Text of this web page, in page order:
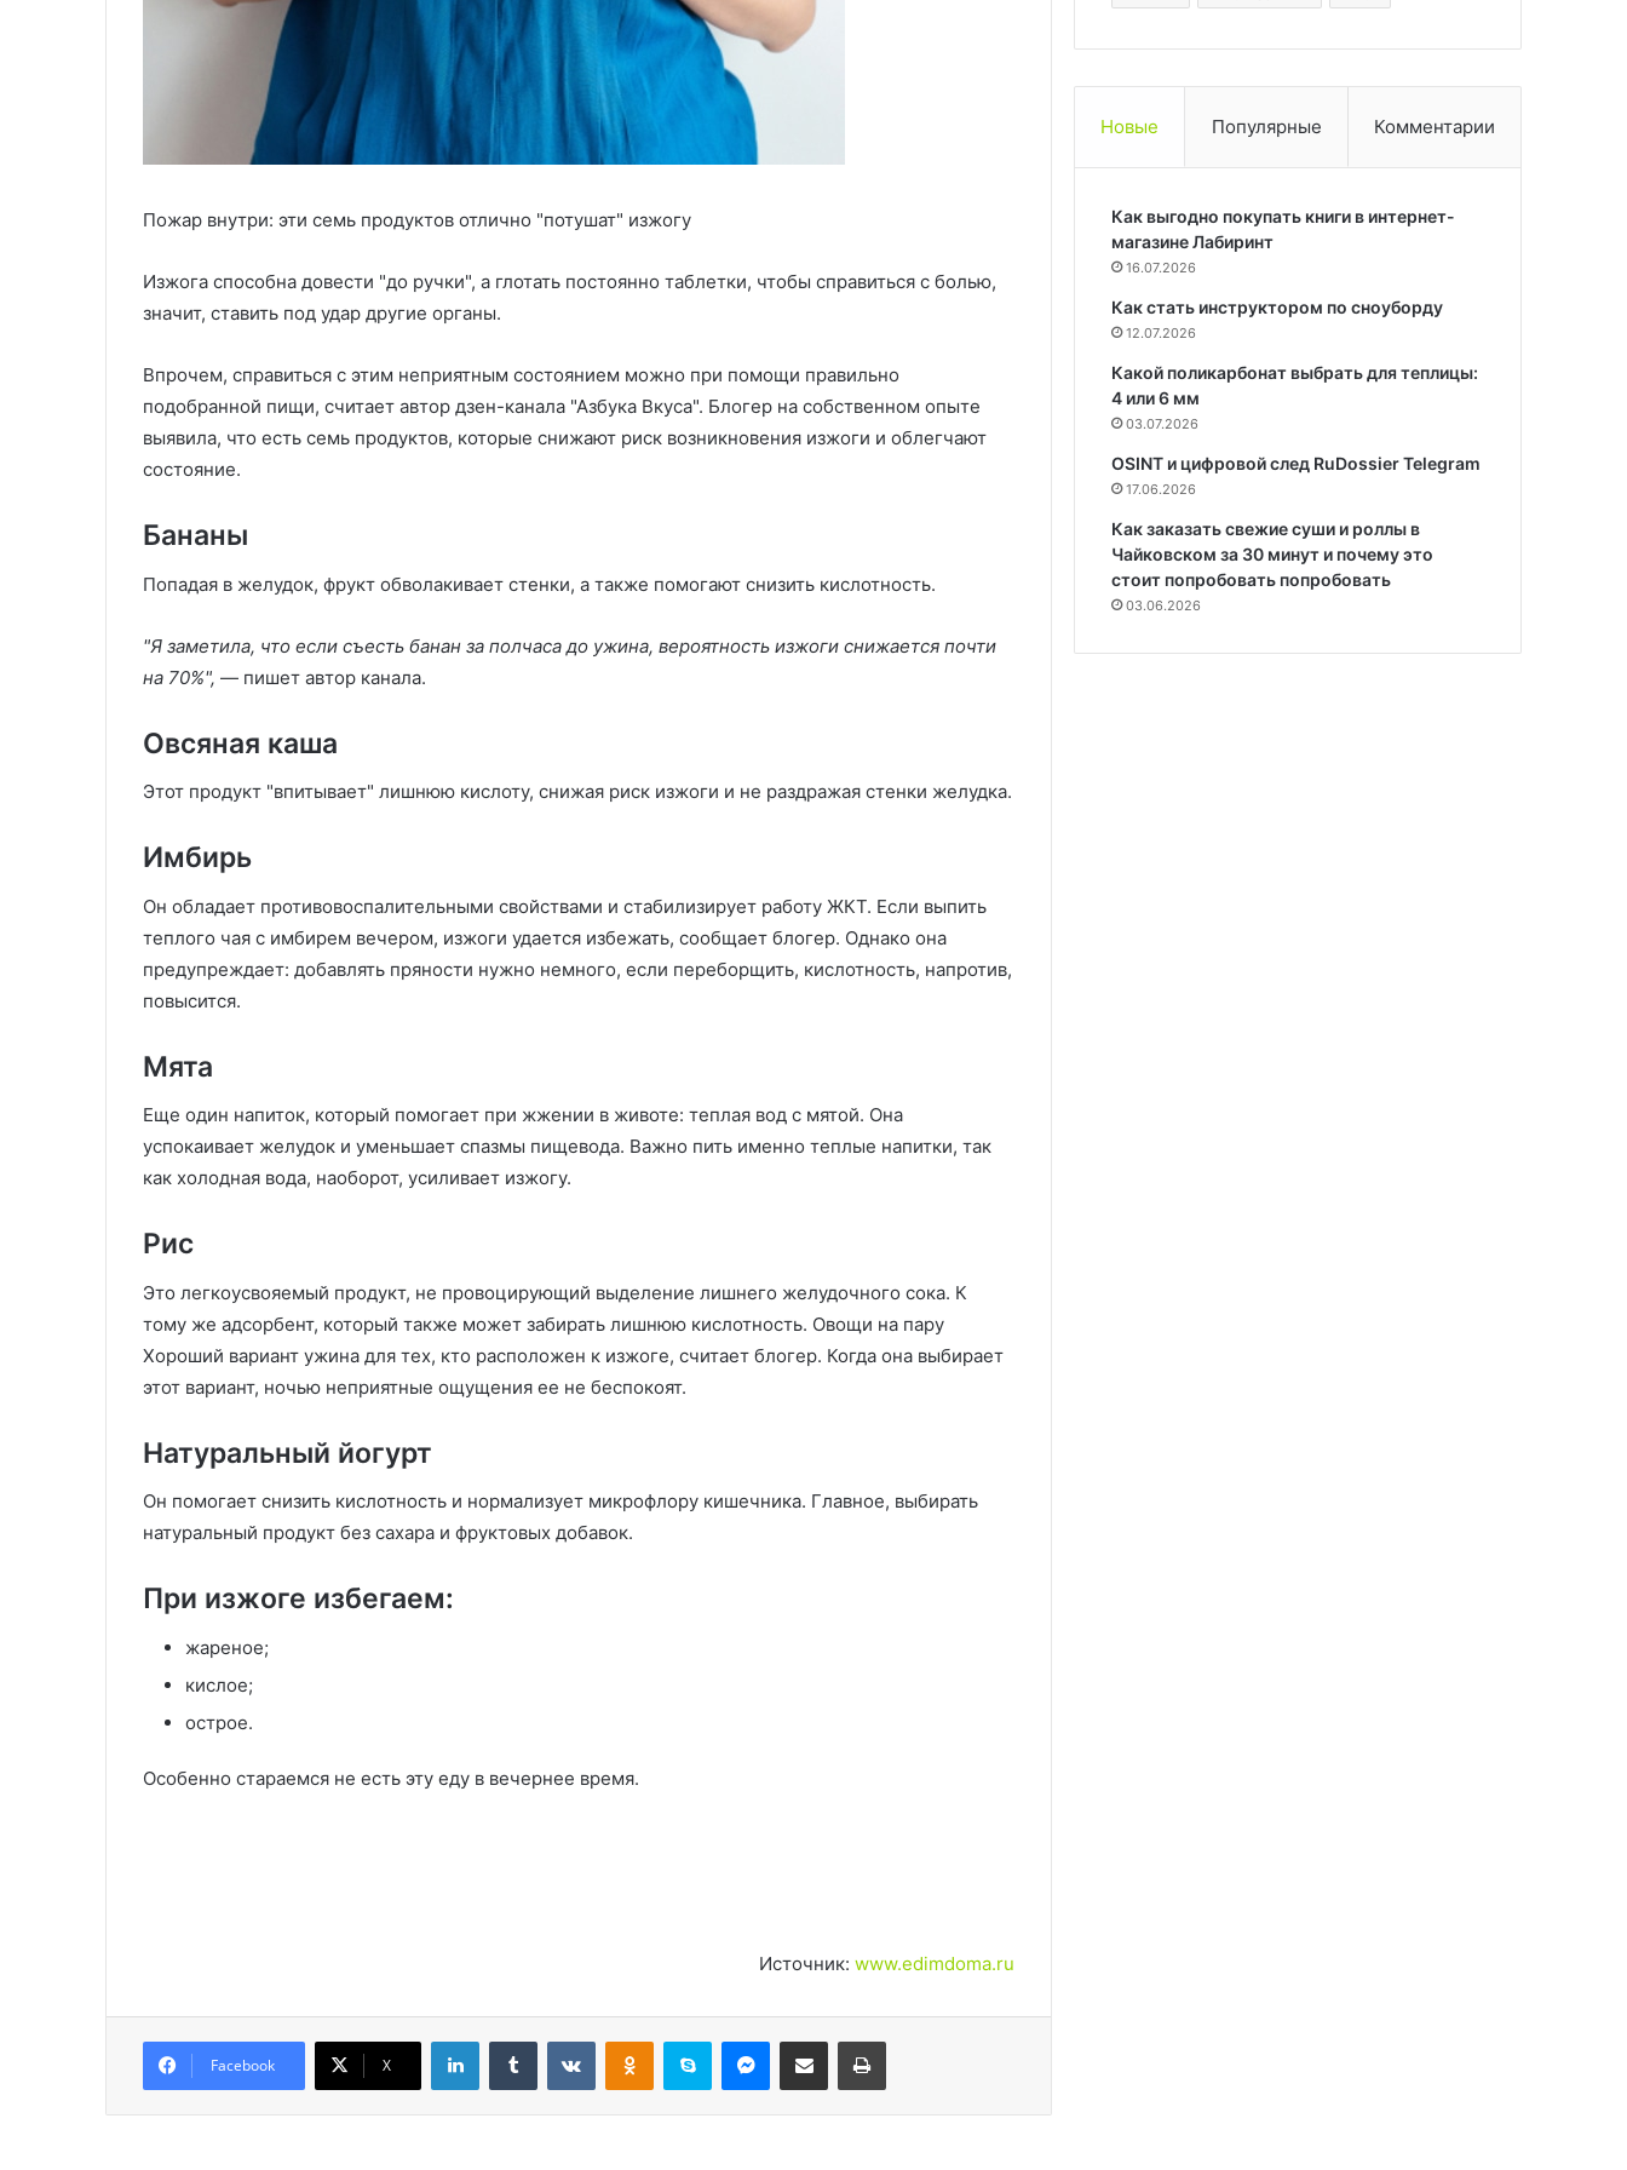
Пожар внутри: эти семь продуктов отлично "потушат" изжогу
Изжога способна довести "до ручки", а глотать постоянно таблетки, чтобы справиться с болью,
значит, ставить под удар другие органы.
Впрочем, справиться с этим неприятным состоянием можно при помощи правильно
подобранной пищи, считает автор дзен-канала "Азбука Вкуса". Блогер на собственном опыте
выявила, что есть семь продуктов, которые снижают риск возникновения изжоги и облегчают
состояние.
Бананы
Попадая в желудок, фрукт обволакивает стенки, а также помогают снизить кислотность.
"Я заметила, что если съесть банан за полчаса до ужина, вероятность изжоги снижается почти
на 70%", — пишет автор канала.
Овсяная каша
Этот продукт "впитывает" лишнюю кислоту, снижая риск изжоги и не раздражая стенки желудка.
Имбирь
Он обладает противовоспалительными свойствами и стабилизирует работу ЖКТ. Если выпить
теплого чая с имбирем вечером, изжоги удается избежать, сообщает блогер. Однако она
предупреждает: добавлять пряности нужно немного, если переборщить, кислотность, напротив,
повысится.
Мята
Еще один напиток, который помогает при жжении в животе: теплая вод с мятой. Она
успокаивает желудок и уменьшает спазмы пищевода. Важно пить именно теплые напитки, так
как холодная вода, наоборот, усиливает изжогу.
Рис
Это легкоусвояемый продукт, не провоцирующий выделение лишнего желудочного сока. К
тому же адсорбент, который также может забирать лишнюю кислотность. Овощи на пару
Хороший вариант ужина для тех, кто расположен к изжоге, считает блогер. Когда она выбирает
этот вариант, ночью неприятные ощущения ее не беспокоят.
Натуральный йогурт
Он помогает снизить кислотность и нормализует микрофлору кишечника. Главное, выбирать
натуральный продукт без сахара и фруктовых добавок.
При изжоге избегаем:
жареное;
кислое;
острое.
Особенно стараемся не есть эту еду в вечернее время.
Источник: www.edimdoma.ru
Facebook X
LinkedInTumblr ВконтактеОдноклассники
Skype Messenger
Поделиться через электронную почту Печатать
Новые Популярные Комментарии
Как выгодно покупать книги в интернет-
магазине Лабиринт
16.07.2026
Как стать инструктором по сноуборду
12.07.2026
Какой поликарбонат выбрать для теплицы:
4 или 6 мм
03.07.2026
OSINT и цифровой след RuDossier Telegram
17.06.2026
Как заказать свежие суши и роллы в
Чайковском за 30 минут и почему это
стоит попробовать попробовать
03.06.2026